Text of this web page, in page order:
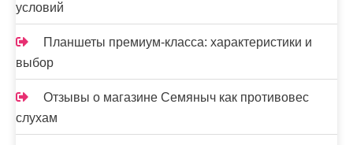
условий
Планшеты премиум-класса: характеристики и
выбор
Отзывы о магазине Семяныч как противовес
слухам